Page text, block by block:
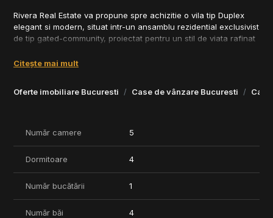
Oferte imobiliare Bucuresti Case de vânzare Bucuresti
Rivera Real Estate va propune spre achizitie o vila tip Duplex
elegant si modern, situat intr-un ansamblu rezidential exclusivist
de tip gated-community, proiectat pentru un stil de viata rafinat
Dotari premium:
- Incalizre in Padoseala
- Fatada ventilata
Caracteristici si facilitati:
• Arhitectura moderna si finisaje premium
• Spatii comune ample pentru comunitate
• Proiect gas-free, dotat cu tehnologii de ultima generatie
Citește mai mult
Număr camere 5
Dormitoare 4
Număr bucătării 1
Număr băi 4